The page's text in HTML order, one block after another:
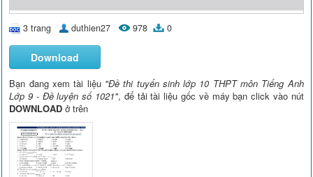
3 trang duthien27 978 0
Download
Bạn đang xem tài liệu "Đề thi tuyển sinh lớp 10 THPT môn Tiếng Anh
Lớp 9 - Đề luyện số 1021", để tải tài liệu gốc về máy bạn click vào nút
DOWNLOAD ở trên